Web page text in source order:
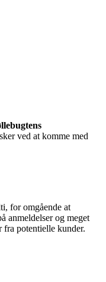
ved at komme med
for omgående at
anmeldelser og meget
fra potentielle kunder.